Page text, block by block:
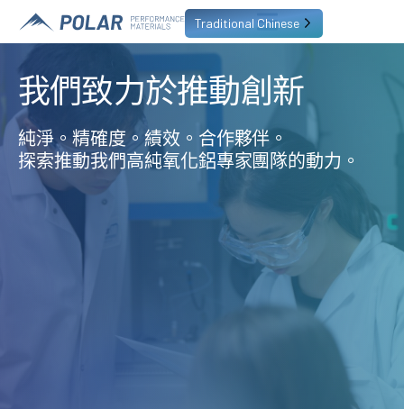
Traditional Chinese
我們致力於推動創新
純淨。精確度。績效。合作夥伴。
探索推動我們高純氧化鋁專家團隊的動力。